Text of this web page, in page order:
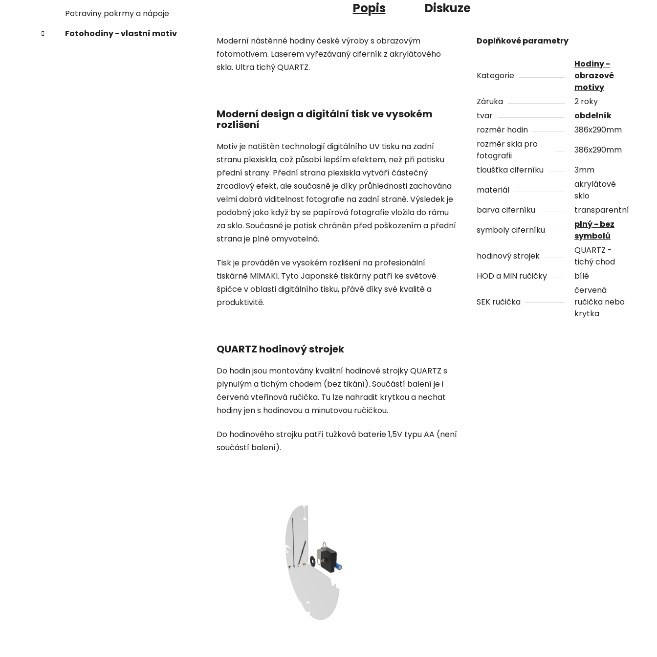
Potraviny pokrmy a nápoje
Fotohodiny - vlastní motiv
Popis Diskuze
Moderní nástěnné hodiny české výroby s obrazovým
fotomotivem. Laserem vyřezávaný ciferník z akrylátového
skla. Ultra tichý QUARTZ.
Moderní design a digitální tisk ve vysokém
rozlišení
Motiv je natištěn technologií digitálního UV tisku na zadní
stranu plexiskla, což působí lepším efektem, než při potisku
přední strany. Přední strana plexiskla vytváří částečný
zrcadlový efekt, ale současně je díky průhlednosti zachována
velmi dobrá viditelnost fotografie na zadní straně. Výsledek je
podobný jako když by se papírová fotografie vložila do rámu
za sklo. Současně je potisk chráněn před poškozením a přední
strana je plně omyvatelná.
Tisk je prováděn ve vysokém rozlišení na profesionální
tiskárně MIMAKI. Tyto Japonské tiskárny patří ke světové
špičce v oblasti digitálního tisku, přávě díky své kvalitě a
produktivitě.
QUARTZ hodinový strojek
Do hodin jsou montovány kvalitní hodinové strojky QUARTZ s
plynulým a tichým chodem (bez tikání). Součástí balení je i
červená vteřinová ručička. Tu lze nahradit krytkou a nechat
hodiny jen s hodinovou a minutovou ručičkou.
Do hodinového strojku patří tužková baterie 1,5V typu AA (není
součástí balení).
Doplňkové parametry
Kategorie
Hodiny -
obrazové
motivy
Záruka
2 roky
tvar
obdelník
rozměr hodin
386x290mm
rozměr skla pro
fotografii
386x290mm
tloušťka ciferníku
3mm
materiál
akrylátové
sklo
barva ciferníku
transparentní
symboly ciferníku
plný - bez
symbolů
hodinový strojek
QUARTZ -
tichý chod
HOD a MIN ručičky
bílé
SEK ručička
červená
ručička nebo
krytka